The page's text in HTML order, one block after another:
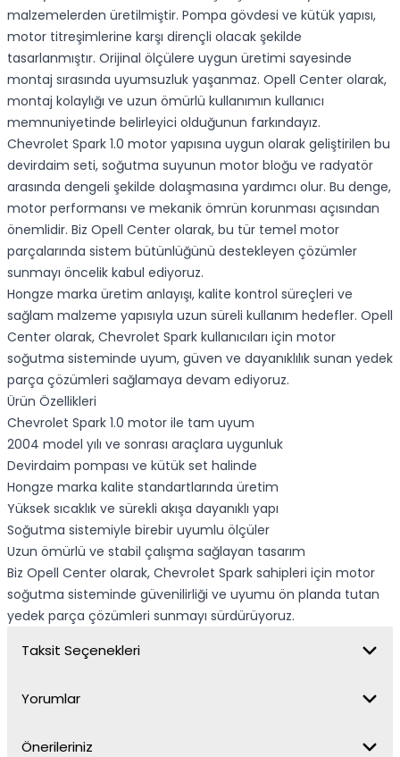
malzemelerden üretilmiştir. Pompa gövdesi ve kütük yapısı,
motor titreşimlerine karşı dirençli olacak şekilde
tasarlanmıştır. Orijinal ölçülere uygun üretimi sayesinde
montaj sırasında uyumsuzluk yaşanmaz. Opell Center olarak,
montaj kolaylığı ve uzun ömürlü kullanımın kullanıcı
memnuniyetinde belirleyici olduğunun farkındayız.
Chevrolet Spark 1.0 motor yapısına uygun olarak geliştirilen bu
devirdaim seti, soğutma suyunun motor bloğu ve radyatör
arasında dengeli şekilde dolaşmasına yardımcı olur. Bu denge,
motor performansı ve mekanik ömrün korunması açısından
önemlidir. Biz Opell Center olarak, bu tür temel motor
parçalarında sistem bütünlüğünü destekleyen çözümler
sunmayı öncelik kabul ediyoruz.
Hongze marka üretim anlayışı, kalite kontrol süreçleri ve
sağlam malzeme yapısıyla uzun süreli kullanım hedefler. Opell
Center olarak, Chevrolet Spark kullanıcıları için motor
soğutma sisteminde uyum, güven ve dayanıklılık sunan yedek
parça çözümleri sağlamaya devam ediyoruz.
Ürün Özellikleri
Chevrolet Spark 1.0 motor ile tam uyum
2004 model yılı ve sonrası araçlara uygunluk
Devirdaim pompası ve kütük set halinde
Hongze marka kalite standartlarında üretim
Yüksek sıcaklık ve sürekli akışa dayanıklı yapı
Soğutma sistemiyle birebir uyumlu ölçüler
Uzun ömürlü ve stabil çalışma sağlayan tasarım
Biz Opell Center olarak, Chevrolet Spark sahipleri için motor
soğutma sisteminde güvenilirliği ve uyumu ön planda tutan
yedek parça çözümleri sunmayı sürdürüyoruz.
Taksit Seçenekleri
Yorumlar
Önerileriniz